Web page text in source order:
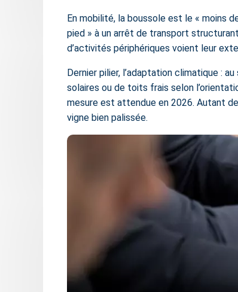
En mobilité, la boussole est le « moins
pied » à un arrêt de transport
d’activités périphériques voient leur
Dernier pilier, l’adaptation climatique :
solaires ou de toits frais selon
mesure est attendue en 2026. Autant
vigne bien palissée.